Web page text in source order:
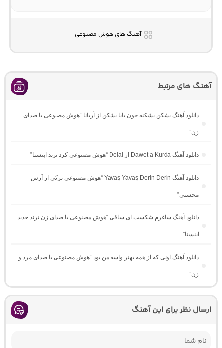
آهنگ های هوش مصنوعی
آهنگ های مرتبط
دانلود آهنگ بشکن بشکنه جون بابا بشکن از آریانا “هوش مصنوعی با صدای
زن”
دانلود آهنگ Dawet a Kurda از Delal “هوش مصنوعی کرد ترند اینستا”
دانلود آهنگ Yavaş Yavaş Derin Derin “هوش مصنوعی ترکی از آرش
محسنی”
دانلود آهنگ ساغرم شکست ای ساقی “هوش مصنوعی با صدای زن ترند جدید
اینستا”
دانلود آهنگ اونی که از همه بهتر واسه من بود “هوش مصنوعی با صدای مرد و
زن”
ارسال نظر برای این آهنگ